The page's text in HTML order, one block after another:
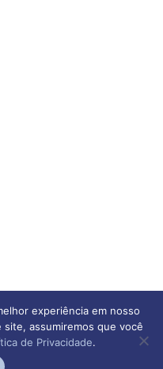
os direitos reservados
experiência em nosso
assumiremos que você
de Privacidade.